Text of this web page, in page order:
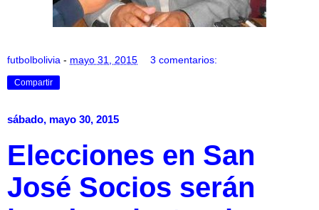
futbolbolivia - mayo 31, 2015 3 comentarios:
Compartir
sábado, mayo 30, 2015
Elecciones en San
José Socios serán